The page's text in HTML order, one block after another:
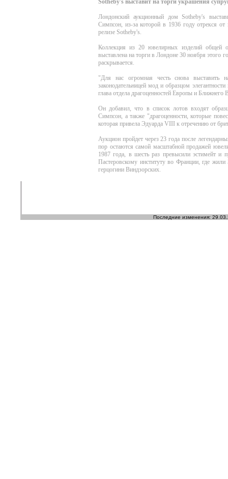
Sotheby's выставит на торги украшения
Лондонский аукционный дом Sotheby's
Симпсон, из-за которой в 1936 году отрекся от
релизе Sotheby's.
Коллекция из 20 ювелирных изделий общей
выставлена на торги в Лондоне 30 ноября
раскрывается.
"Для нас огромная честь снова выставить
законодательницей мод и образцом
глава отдела драгоценностей Европы и Ближнего
Он добавил, что в список лотов входят
Симпсон, а также "драгоценности, которые
которая привела Эдуарда VIII к отречению от
Аукцион пройдет через 23 года после
пор остаются самой масштабной продажей
1987 года, в шесть раз превысили эстимейт и
Пастеровскому институту во Франции, где
герцогини Виндзорских.
Последние